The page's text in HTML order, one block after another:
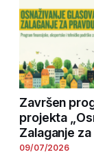
Završen
projekta
Zalaganje
09/07/2026